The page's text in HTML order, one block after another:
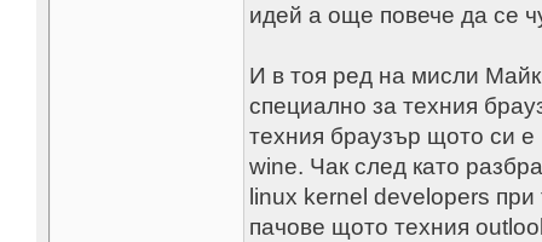
идей а още повече да се
И в тоя ред на мисли
специално за техния
техния браузър щото си
wine. Чак след като
linux kernel developers
пачове щото техния